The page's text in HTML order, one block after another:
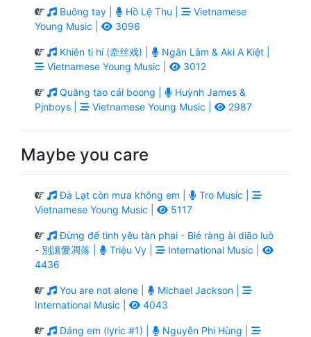
Buông tay | Hồ Lệ Thu |
Vietnamese
Young Music |
3096
Khiên ti hí (牵丝戏) |
Ngân Lâm & Aki A Kiệt |
Vietnamese Young Music |
3012
Quăng tao cái boong |
Huỳnh James &
Pjnboys |
Vietnamese Young Music | 2987
Maybe you care
Đà Lạt còn mưa không em |
Tro Music |
Vietnamese Young Music |
5117
Đừng để tình yêu tàn phai - Bié ràng ài diāo luò
- 別讓愛凋落 |
Triệu Vy |
International Music |
4436
You are not alone |
Michael Jackson |
International Music |
4043
Dáng em (lyric #1) |
Nguyễn Phi Hùng |